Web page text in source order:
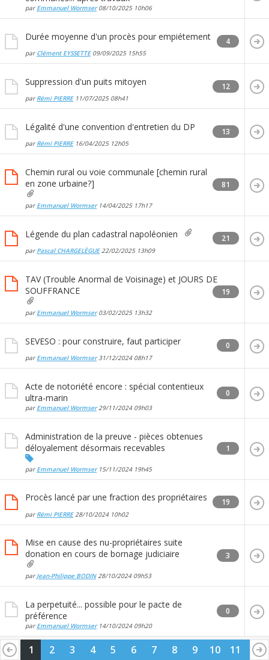
par Emmanuel Wormser08/10/2025 10h06
Durée moyenne d'un procès pour empiétement
par Clément EYSSETTE09/09/2025 15h55
4
Suppression d'un puits mitoyen
par Rémi PIERRE11/07/2025 08h41
12
Légalité d'une convention d'entretien du DP
par Rémi PIERRE16/04/2025 12h05
13
Chemin rural ou voie communale [chemin rural
en zone urbaine?]
par Emmanuel Wormser14/04/2025 17h17
81
Légende du plan cadastral napoléonien
par Pascal CHARGELÈGUE22/02/2025 13h09
21
TAV (Trouble Anormal de Voisinage) et JOURS DE
SOUFFRANCE
par Emmanuel Wormser03/02/2025 13h32
19
SEVESO : pour construire, faut participer
par Emmanuel Wormser31/12/2024 08h17
0
Acte de notoriété encore : spécial contentieux
ultra-marin
par Emmanuel Wormser29/11/2024 09h03
0
Administration de la preuve - pièces obtenues
déloyalement désormais recevables
par Emmanuel Wormser15/11/2024 19h45
1
Procès lancé par une fraction des propriétaires
par Rémi PIERRE28/10/2024 10h02
19
Mise en cause des nu-propriétaires suite
donation en cours de bornage judiciaire
par Jean-Philippe BODIN28/10/2024 09h53
3
La perpetuité... possible pour le pacte de
préférence
par Emmanuel Wormser14/10/2024 09h20
0
1 2 3 4 5 6 7 8 9 10 11 12